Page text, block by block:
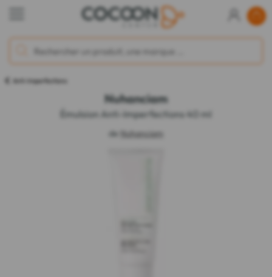
Anti-Imperfections
Nuhanciam
Émulsion Anti-Imperfections 40 ml
de Nuhanciam